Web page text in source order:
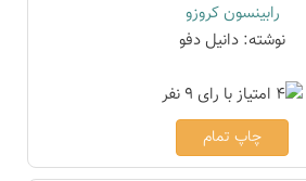
رابینسون کروزو
نوشته: دانیل دفو
چاپ تمام